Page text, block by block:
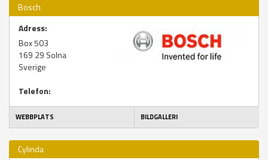
Bosch
Adress:
Box 503
169 29 Solna
Sverige
Telefon:
WEBBPLATS BILDGALLERI
Cylinda